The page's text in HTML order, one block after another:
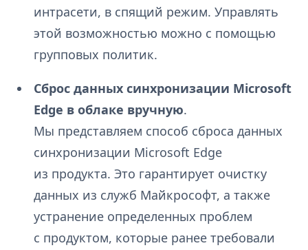
интрасети, в спящий режим. Управлять
этой возможностью можно с помощью
групповых политик.
Сброс данных синхронизации Microsoft
Edge в облаке вручную.
Мы представляем способ сброса данных
синхронизации Microsoft Edge
из продукта. Это гарантирует очистку
данных из служб Майкрософт, а также
устранение определенных проблем
с продуктом, которые ранее требовали